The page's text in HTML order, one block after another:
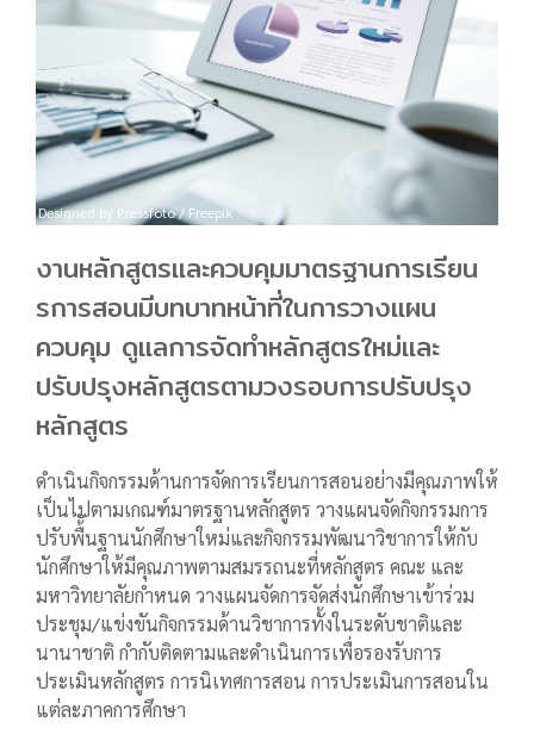
Designed by Pressfoto / Freepik
งานหลักสูตรและควบคุมมาตรฐานการเรียน
รการสอนมีบทบาทหน้าที่ในการวางแผน
ควบคุม ดูแลการจัดทำหลักสูตรใหม่และ
ปรับปรุงหลักสูตรตามวงรอบการปรับปรุง
หลักสูตร
ดำเนินกิจกรรมด้านการจัดการเรียนการสอนอย่างมีคุณภาพให้
เป็นไปตามเกณฑ์มาตรฐานหลักสูตร วางแผนจัดกิจกรรมการ
ปรับพื้ันฐานนักศึกษาใหม่และกิจกรรมพัฒนาวิชาการให้กับ
นักศึกษาให้มีคุณภาพตามสมรรถนะที่หลักสูตร คณะ และ
มหาวิทยาลัยกำหนด วางแผนจัดการจัดส่งนักศึกษาเข้าร่วม
ประชุม/แข่งขันกิจกรรมด้านวิชาการทั้งในระดับชาติและ
นานาชาติ กำกับติดตามและดำเนินการเพื่อรองรับการ
ประเมินหลักสูตร การนิเทศการสอน การประเมินการสอนใน
แต่ละภาคการศึกษา